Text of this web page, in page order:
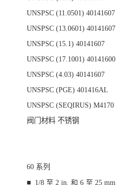
UNSPSC (11.0501) 40141607
UNSPSC (13.0601) 40141607
UNSPSC (15.1) 40141607
UNSPSC (17.1001) 40141600
UNSPSC (4.03) 40141607
UNSPSC (PGE) 401416AL
UNSPSC (SEQIRUS) M4170
阀门材料 不锈钢
60 系列
■ 1/8 至 2 in. 和 6 至 25 mm